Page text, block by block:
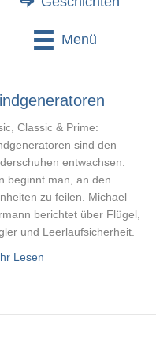
Menü
Classic & Prime:
sind den
entwachsen.
beginnt man, an den
zu feilen. Michael
berichtet über Flügel,
und Leerlaufsicherheit.
Lesenabout Windgeneratoren